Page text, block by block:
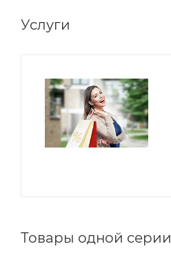
Услуги
Товары одной серии